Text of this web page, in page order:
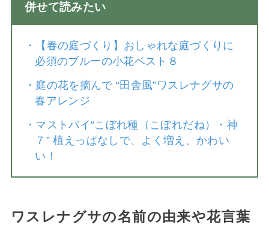
併せて読みたい
・
【春の庭づくり】おしゃれな庭づくりに
必須のブルーの小花ベスト８
・ 庭の花を摘んで “田舎風”ワスレナグサの
春アレンジ
・ マストバイ“こぼれ種（こぼれだね）・神
７” 植えっぱなしで、よく増え、かわい
い！
ワスレナグサの名前の由来や花言葉